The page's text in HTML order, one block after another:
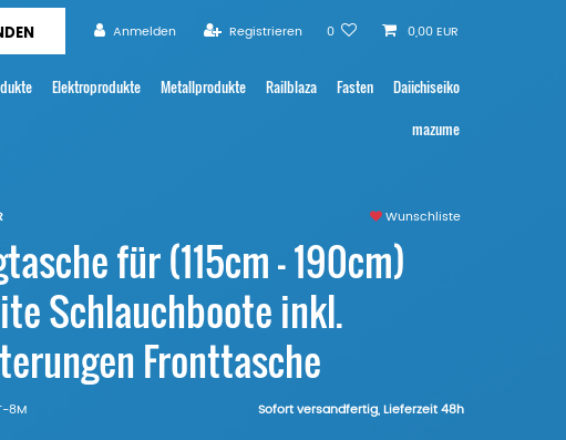
Anmelden Registrieren 0 0,00 EUR
Elektroprodukte Metallprodukte Railblaza Fasten
Daiichiseiko
mazume
Wunschliste
für (115cm - 190cm)
Schlauchboote inkl.
Fronttasche
8M Sofort versandfertig, Lieferzeit 48h